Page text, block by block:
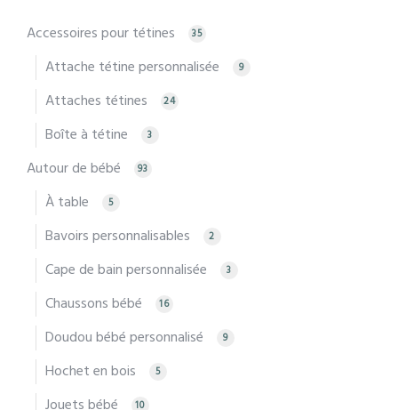
Accessoires pour tétines 35
Attache tétine personnalisée 9
Attaches tétines 24
Boîte à tétine 3
Autour de bébé 93
À table 5
Bavoirs personnalisables 2
Cape de bain personnalisée 3
Chaussons bébé 16
Doudou bébé personnalisé 9
Hochet en bois 5
10